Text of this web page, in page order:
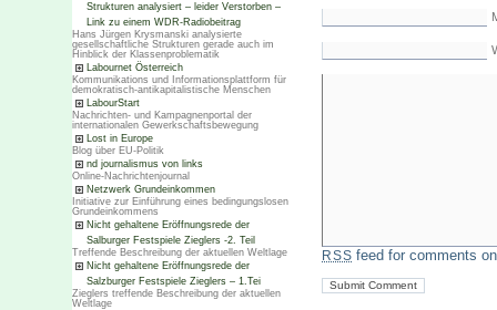
Strukturen analysiert – leider Verstorben –
Link zu einem WDR-Radiobeitrag
Hans Jürgen Krysmanski analysierte
gesellschaftliche Strukturen gerade auch im
Hinblick der Klassenproblematik
Labournet Österreich
Kommunikations und Informationsplattform für
demokratisch-antikapitalistische Menschen
LabourStart
Nachrichten- und Kampagnenportal der
internationalen Gewerkschaftsbewegung
Lost in Europe
Blog über EU-Politik
nd journalismus von links
Online-Nachrichtenjournal
Netzwerk Grundeinkommen
Initiative zur Einführung eines bedingungslosen
Grundeinkommens
Nicht gehaltene Eröffnungsrede der
Salburger Festspiele Zieglers -2. Teil
Treffende Beschreibung der aktuellen Weltlage
Nicht gehaltene Eröffnungsrede der
Salzburger Festspiele Zieglers – 1.Tei
Zieglers treffende Beschreibung der aktuellen
Weltlage
RSS feed for comments